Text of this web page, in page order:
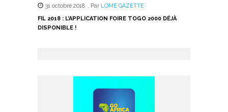
31 octobre 2018 , Par LOME GAZETTE
FIL 2018 : L’APPLICATION FOIRE TOGO 2000 DÉJÀ
DISPONIBLE !